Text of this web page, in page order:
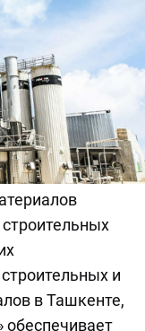
и
в Ташкенте,
обеспечивает